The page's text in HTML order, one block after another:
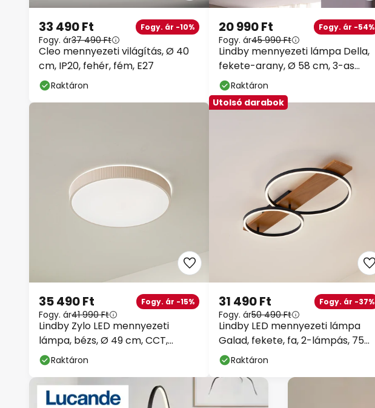
Cleo mennyezeti világítás, Ø 40
cm, IP20, fehér, fém, E27
33 490 Ft Fogy. ár -10%
Fogy. ár37 490 Ft
Raktáron
Lindby mennyezeti lámpa Della,
fekete-arany, Ø 58 cm, 3-as
lámpa, E14
20 990 Ft Fogy. ár -54%
Fogy. ár45 990 Ft
Raktáron
Lindby Zylo LED mennyezeti
lámpa, bézs, Ø 49 cm, CCT,
dimmelhető
35 490 Ft Fogy. ár -15%
Fogy. ár41 990 Ft
Raktáron
Utolsó darabok
Lindby LED mennyezeti lámpa
Galad, fekete, fa, 2-lámpás, 75
cm
31 490 Ft Fogy. ár -37%
Fogy. ár50 490 Ft
Raktáron